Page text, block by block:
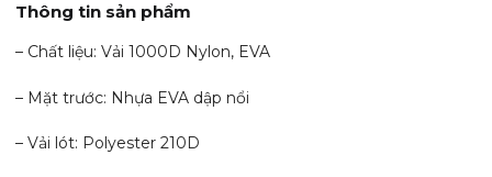
Thông tin sản phẩm
– Chất liệu: Vải 1000D Nylon, EVA
– Mặt trước: Nhựa EVA dập nổi
– Vải lót: Polyester 210D